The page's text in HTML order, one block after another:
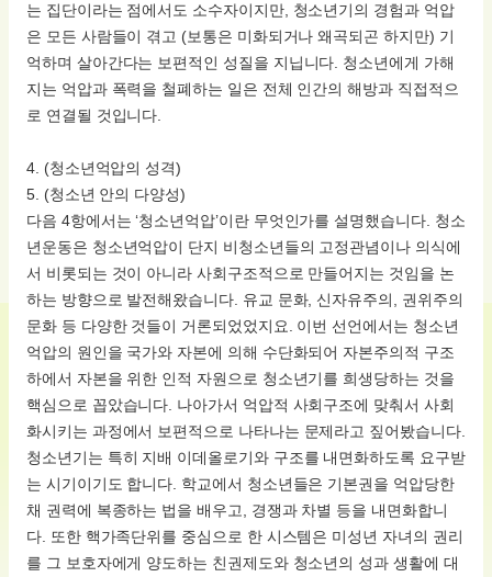
는 집단이라는 점에서도 소수자이지만, 청소년기의 경험과 억압
은 모든 사람들이 겪고 (보통은 미화되거나 왜곡되곤 하지만) 기
억하며 살아간다는 보편적인 성질을 지닙니다. 청소년에게 가해
지는 억압과 폭력을 철폐하는 일은 전체 인간의 해방과 직접적으
로 연결될 것입니다.
4. (청소년억압의 성격)
5. (청소년 안의 다양성)
다음 4항에서는 ‘청소년억압’이란 무엇인가를 설명했습니다. 청소
년운동은 청소년억압이 단지 비청소년들의 고정관념이나 의식에
서 비롯되는 것이 아니라 사회구조적으로 만들어지는 것임을 논
하는 방향으로 발전해왔습니다. 유교 문화, 신자유주의, 권위주의
문화 등 다양한 것들이 거론되었었지요. 이번 선언에서는 청소년
억압의 원인을 국가와 자본에 의해 수단화되어 자본주의적 구조
하에서 자본을 위한 인적 자원으로 청소년기를 희생당하는 것을
핵심으로 꼽았습니다. 나아가서 억압적 사회구조에 맞춰서 사회
화시키는 과정에서 보편적으로 나타나는 문제라고 짚어봤습니다.
청소년기는 특히 지배 이데올로기와 구조를 내면화하도록 요구받
는 시기이기도 합니다. 학교에서 청소년들은 기본권을 억압당한
채 권력에 복종하는 법을 배우고, 경쟁과 차별 등을 내면화합니
다. 또한 핵가족단위를 중심으로 한 시스템은 미성년 자녀의 권리
를 그 보호자에게 양도하는 친권제도와 청소년의 성과 생활에 대